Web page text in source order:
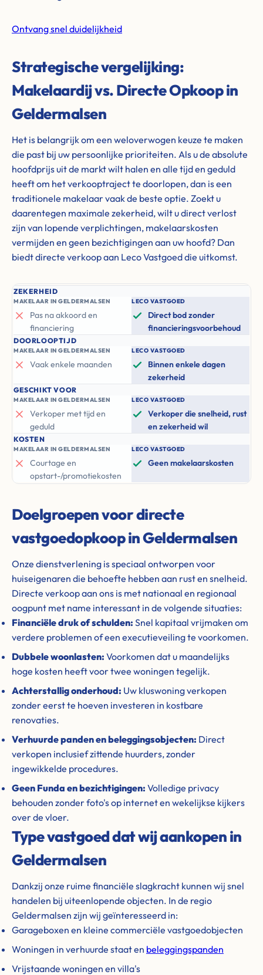
Ontvang snel duidelijkheid
Strategische vergelijking:
Makelaardij vs. Directe Opkoop in
Geldermalsen
Het is belangrijk om een weloverwogen keuze te maken
die past bij uw persoonlijke prioriteiten. Als u de absolute
hoofdprijs uit de markt wilt halen en alle tijd en geduld
heeft om het verkooptraject te doorlopen, dan is een
traditionele makelaar vaak de beste optie. Zoekt u
daarentegen maximale zekerheid, wilt u direct verlost
zijn van lopende verplichtingen, makelaarskosten
vermijden en geen bezichtigingen aan uw hoofd? Dan
biedt directe verkoop aan Leco Vastgoed die uitkomst.
ZEKERHEID
MAKELAAR IN GELDERMALSEN
Pas na akkoord en
financiering
LECO VASTGOED
Direct bod zonder
financieringsvoorbehoud
DOORLOOPTIJD
MAKELAAR IN GELDERMALSEN
Vaak enkele maanden
LECO VASTGOED
Binnen enkele dagen
zekerheid
GESCHIKT VOOR
MAKELAAR IN GELDERMALSEN
Verkoper met tijd en
geduld
LECO VASTGOED
Verkoper die snelheid, rust
en zekerheid wil
KOSTEN
MAKELAAR IN GELDERMALSEN
Courtage en
opstart-/promotiekosten
LECO VASTGOED
Geen makelaarskosten
Doelgroepen voor directe
vastgoedopkoop in Geldermalsen
Onze dienstverlening is speciaal ontworpen voor
huiseigenaren die behoefte hebben aan rust en snelheid.
Directe verkoop aan ons is met nationaal en regionaal
oogpunt met name interessant in de volgende situaties:
Financiële druk of schulden: Snel kapitaal vrijmaken om
verdere problemen of een executieveiling te voorkomen.
Dubbele woonlasten: Voorkomen dat u maandelijks
hoge kosten heeft voor twee woningen tegelijk.
Achterstallig onderhoud: Uw kluswoning verkopen
zonder eerst te hoeven investeren in kostbare
renovaties.
Verhuurde panden en beleggingsobjecten: Direct
verkopen inclusief zittende huurders, zonder
ingewikkelde procedures.
Geen Funda en bezichtigingen: Volledige privacy
behouden zonder foto's op internet en wekelijkse kijkers
over de vloer.
Type vastgoed dat wij aankopen in
Geldermalsen
Dankzij onze ruime financiële slagkracht kunnen wij snel
handelen bij uiteenlopende objecten. In de regio
Geldermalsen zijn wij geïnteresseerd in:
Garageboxen en kleine commerciële vastgoedobjecten
Woningen in verhuurde staat en beleggingspanden
Vrijstaande woningen en villa's